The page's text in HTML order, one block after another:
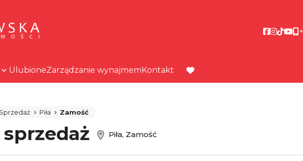
Social link
Social
Social
UlubioneZarządzanie wynajmemKontakt
favorite
Sprzedaż Piła Zamość
Piła, Zamość